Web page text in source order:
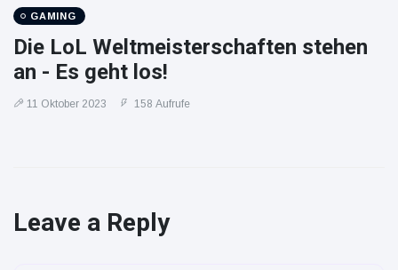
GAMING
Die LoL Weltmeisterschaften stehen
an - Es geht los!
11 Oktober 2023 158 Aufrufe
Leave a Reply